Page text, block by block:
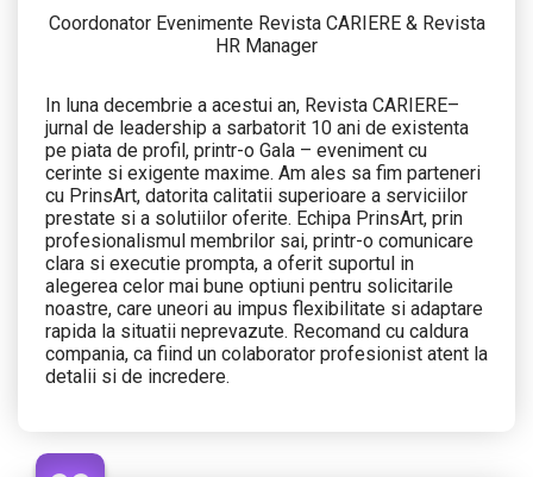
Coordonator Evenimente Revista CARIERE & Revista
HR Manager
In luna decembrie a acestui an, Revista CARIERE–
jurnal de leadership a sarbatorit 10 ani de existenta
pe piata de profil, printr-o Gala – eveniment cu
cerinte si exigente maxime. Am ales sa fim parteneri
cu PrinsArt, datorita calitatii superioare a serviciilor
prestate si a solutiilor oferite. Echipa PrinsArt, prin
profesionalismul membrilor sai, printr-o comunicare
clara si executie prompta, a oferit suportul in
alegerea celor mai bune optiuni pentru solicitarile
noastre, care uneori au impus flexibilitate si adaptare
rapida la situatii neprevazute. Recomand cu caldura
compania, ca fiind un colaborator profesionist atent la
detalii si de incredere.